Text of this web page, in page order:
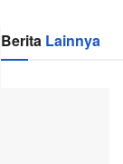
Berita Lainnya